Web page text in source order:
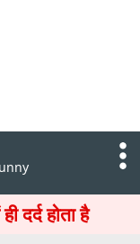
दर्द होता है